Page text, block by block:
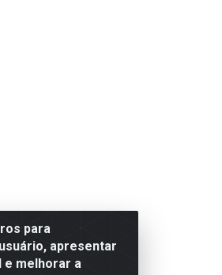
para
apresentar
e melhorar a